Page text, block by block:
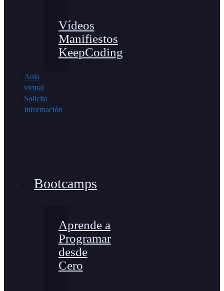
Vídeos
Manifiestos
KeepCoding
Aula
virtual
Solicita
Información
Bootcamps
Aprende a
Programar
desde
Cero